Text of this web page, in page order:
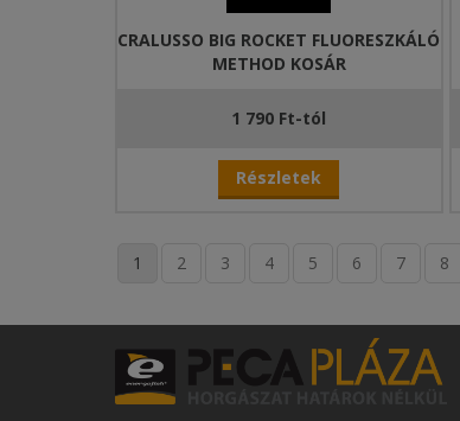
CRALUSSO BIG ROCKET FLUORESZKÁLÓ
METHOD KOSÁR
1 790 Ft-tól
Részletek
1 2 3 4 5 6 7 8